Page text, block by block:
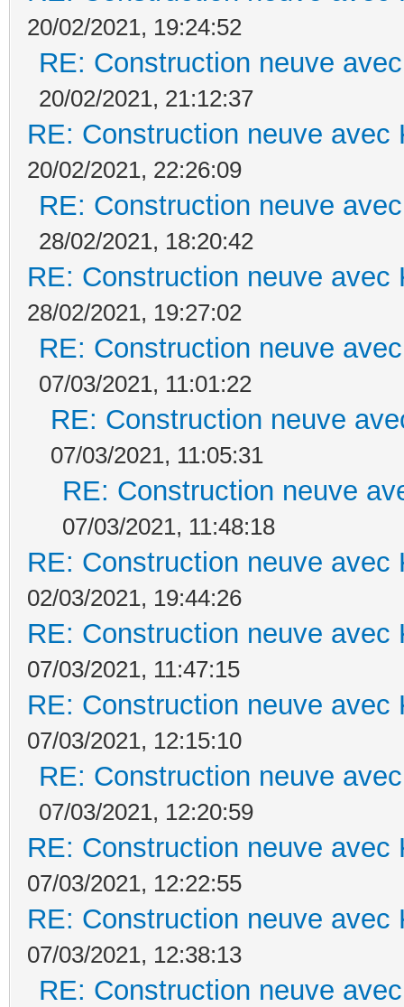
20/02/2021, 19:24:52
RE: Construction neuve
20/02/2021, 21:12:37
RE: Construction neuve avec
20/02/2021, 22:26:09
RE: Construction neuve
28/02/2021, 18:20:42
RE: Construction neuve avec
28/02/2021, 19:27:02
RE: Construction neuve
07/03/2021, 11:01:22
RE: Construction neuve
07/03/2021, 11:05:31
RE: Construction neuve
07/03/2021, 11:48:18
RE: Construction neuve avec
02/03/2021, 19:44:26
RE: Construction neuve avec
07/03/2021, 11:47:15
RE: Construction neuve avec
07/03/2021, 12:15:10
RE: Construction neuve
07/03/2021, 12:20:59
RE: Construction neuve avec
07/03/2021, 12:22:55
RE: Construction neuve avec
07/03/2021, 12:38:13
RE: Construction neuve